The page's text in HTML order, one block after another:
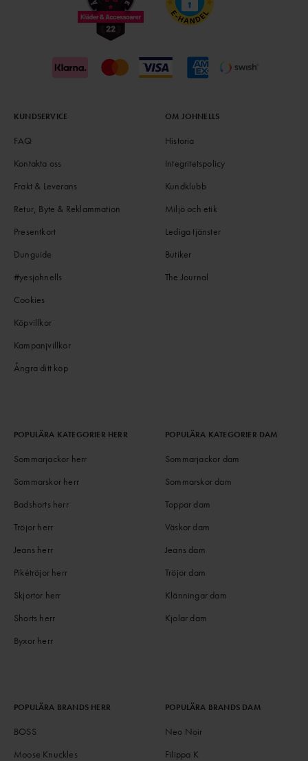
KUNDSERVICE
FAQ
Kontakta oss
Frakt & Leverans
Retur, Byte & Reklammation
Presentkort
Dunguide
#yesjohnells
Cookies
Köpvillkor
Kampanjvillkor
Ångra ditt köp
OM JOHNELLS
Historia
Integritetspolicy
Kundklubb
Miljö och etik
Lediga tjänster
Butiker
The Journal
POPULÄRA KATEGORIER HERR
Sommarjackor herr
Sommarskor herr
Badshorts herr
Tröjor herr
Jeans herr
Pikétröjor herr
Skjortor herr
Shorts herr
Byxor herr
POPULÄRA KATEGORIER DAM
Sommarjackor dam
Sommarskor dam
Toppar dam
Väskor dam
Jeans dam
Tröjor dam
Klänningar dam
Kjolar dam
POPULÄRA BRANDS HERR
BOSS
Moose Knuckles
POPULÄRA BRANDS DAM
Neo Noir
Filippa K